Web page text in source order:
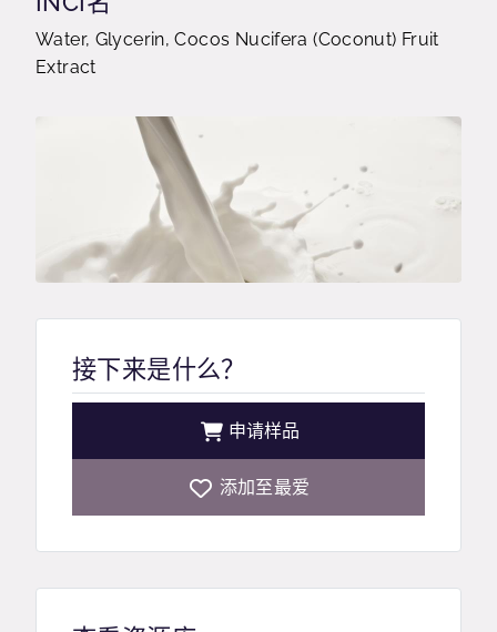
Water, Glycerin, Cocos Nucifera (Coconut) Fruit
Extract
接下来是什么？
申请样品
添加至最爱